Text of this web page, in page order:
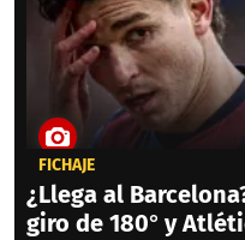
FICHAJE
¿Llega al
giro de 180° y